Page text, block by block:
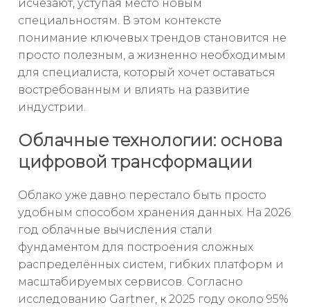
исчезают, уступая место новым
специальностям. В этом контексте
понимание ключевых трендов становится не
просто полезным, а жизненно необходимым
для специалиста, который хочет оставаться
востребованным и влиять на развитие
индустрии.
Облачные технологии: основа
цифровой трансформации
Облако уже давно перестало быть просто
удобным способом хранения данных. На 2026
год облачные вычисления стали
фундаментом для построения сложных
распределённых систем, гибких платформ и
масштабируемых сервисов. Согласно
исследованию Gartner, к 2025 году около 95%